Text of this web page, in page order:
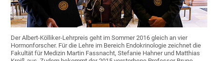
Der Albert-Kölliker-Lehrpreis geht im Sommer 2016 gleich an vier
Hormonforscher. Für die Lehre im Bereich Endokrinologie zeichnet die
Fakultät für Medizin Martin Fassnacht, Stefanie Hahner und Matthias